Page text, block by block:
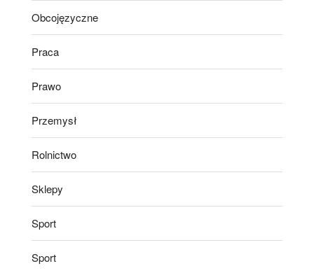
Obcojęzyczne
Praca
Prawo
Przemysł
Rolnictwo
Sklepy
Sport
Sport